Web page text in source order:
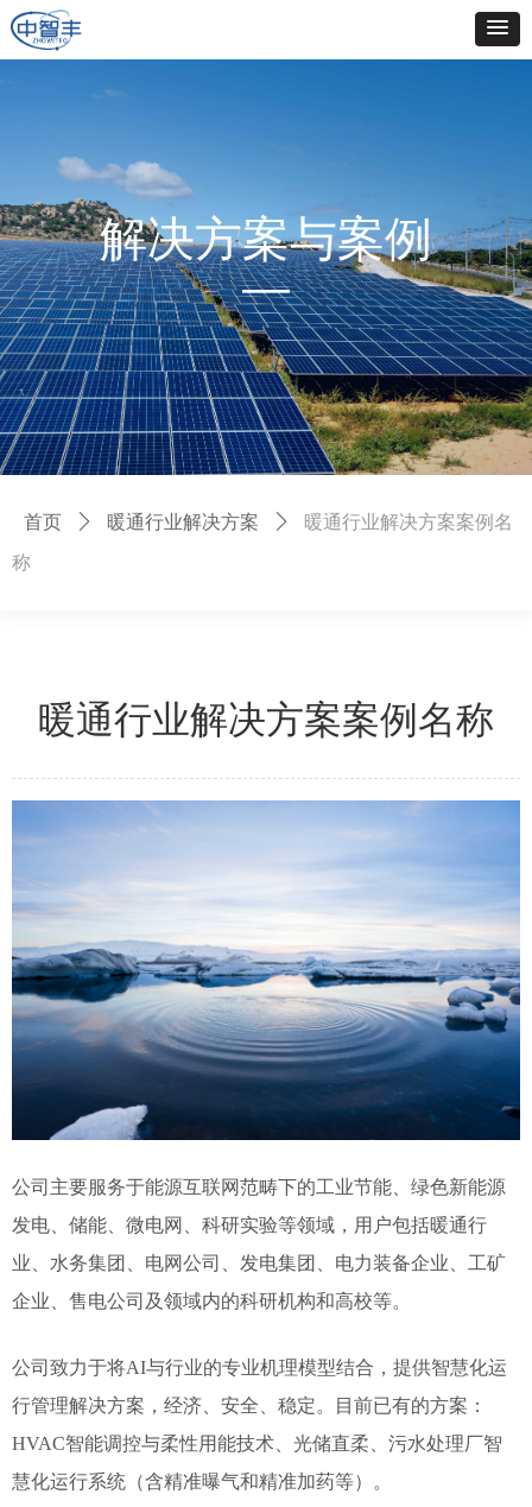
首页 ꄲ 暖通行业解决方案 ꄲ
暖通行业解决方案案例名
称
暖通行业解决方案案例名称
公司主要服务于能源互联网范畴下的工业节能、绿色新能源
发电、储能、微电网、科研实验等领域，用户包括暖通行
业、水务集团、电网公司、发电集团、电力装备企业、工矿
企业、售电公司及领域内的科研机构和高校等。
公司致力于将AI与行业的专业机理模型结合，提供智慧化运
行管理解决方案，经济、安全、稳定。目前已有的方案：
HVAC智能调控与柔性用能技术、光储直柔、污水处理厂智
慧化运行系统（含精准曝气和精准加药等）。
解决方案与案例
—